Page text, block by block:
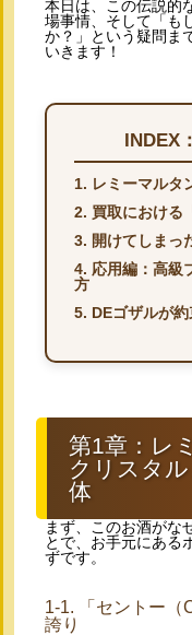
本日は、この伝説的
場事情、そして「も
か？」という疑問ま
いきます！
INDEX
1. レミーマルタ
2. 買取における
3. 開けてしまっ
4. 応用編：高級
方
5. DEゴザルが
第1章：レ
クリスタ
体
まず、このお酒がな
とで、お手元にある
ずです。
1-1. 「セントー（
誇り